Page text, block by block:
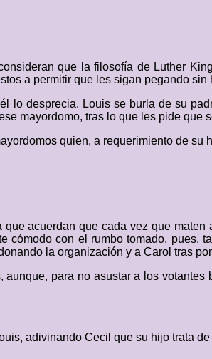
que la filosofía de Luther
a permitir que les sigan pegando sin
desprecia. Louis se burla de su
mayordomo, tras lo que les pide que
quien, a requerimiento de
acuerdan que cada vez que
con el rumbo tomado, pues,
la organización y a Carol tras
para no asustar a los
adivinando Cecil que su hijo trata